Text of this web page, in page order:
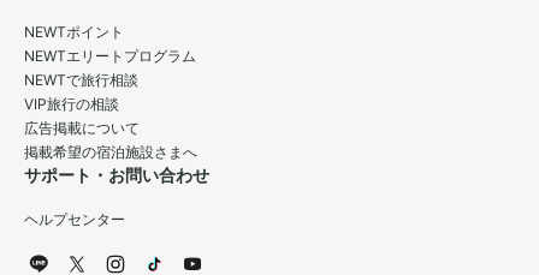
NEWTポイント
NEWTエリートプログラム
NEWTで旅行相談
VIP旅行の相談
広告掲載について
掲載希望の宿泊施設さまへ
サポート・お問い合わせ
ヘルプセンター